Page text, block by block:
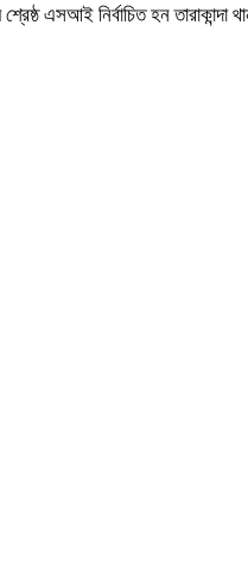
এসআই নির্বাচিত হন তারাকান্দা